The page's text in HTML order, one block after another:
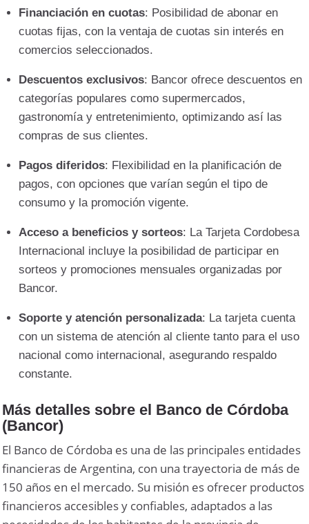
Financiación en cuotas: Posibilidad de abonar en
cuotas fijas, con la ventaja de cuotas sin interés en
comercios seleccionados.
Descuentos exclusivos: Bancor ofrece descuentos en
categorías populares como supermercados,
gastronomía y entretenimiento, optimizando así las
compras de sus clientes.
Pagos diferidos: Flexibilidad en la planificación de
pagos, con opciones que varían según el tipo de
consumo y la promoción vigente.
Acceso a beneficios y sorteos: La Tarjeta Cordobesa
Internacional incluye la posibilidad de participar en
sorteos y promociones mensuales organizadas por
Bancor.
Soporte y atención personalizada: La tarjeta cuenta
con un sistema de atención al cliente tanto para el uso
nacional como internacional, asegurando respaldo
constante.
Más detalles sobre el Banco de Córdoba
(Bancor)
El Banco de Córdoba es una de las principales entidades
financieras de Argentina, con una trayectoria de más de
150 años en el mercado. Su misión es ofrecer productos
financieros accesibles y confiables, adaptados a las